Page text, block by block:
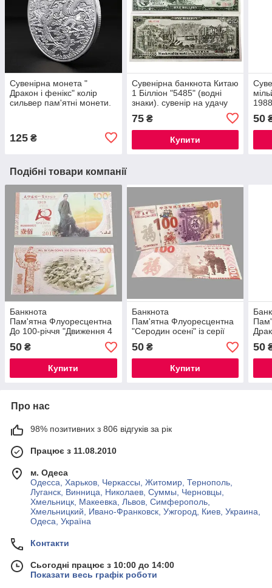
Сувенірна монета "
Дракон і фенікс" колір
сильвер пам'ятні монети.
125 ₴
Сувенірна банкнота Китаю
1 Білліон "5485" (водні
знаки). сувенір на удачу
75₴
Купити
50
Подібні товари компанії
Банкнота
Пам'ятна Флуоресцентна
До 100-річчя "Движення 4
травня" номінал 100.
UNC,.
50 ₴
Купити
Банкнота
Пам'ятна Флуоресцентна
"Серодин осені" із серії
Традиційні Фестивалі.
номінал 100. UNC
50₴
Купити
50
Про нас
98% позитивних з 806 відгуків за рік
Працює з 11.08.2010
м. Одеса
Одесса, Харьков, Черкассы, Житомир, Тернополь,
Луганск, Винница, Николаев, Суммы, Черновцы,
Хмельницк, Макеевка, Львов, Симферополь,
Хмельницкий, Ивано-Франковск, Ужгород, Киев, Украина,
Одеса, Україна
Контакти
Сьогодні працює з 10:00 до 14:00
Показати весь графік роботи